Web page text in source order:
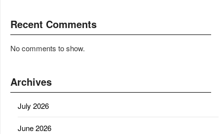
Recent Comments
No comments to show.
Archives
July 2026
June 2026